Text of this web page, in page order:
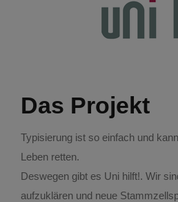
MSFR – Kompetenzen nutzen,
NEMO
Das Projekt
Typisierung ist so einfach und
Leben retten.
Deswegen gibt es Uni hilft!. Wir
aufzuklären und neue